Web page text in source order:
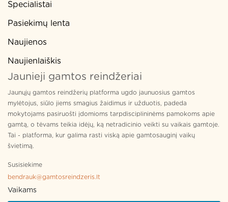
Specialistai
Pasiekimų lenta
Naujienos
Naujienlaiškis
Jaunieji gamtos reindžeriai
Jaunųjų gamtos reindžerių platforma ugdo jaunuosius gamtos
mylėtojus, siūlo jiems smagius žaidimus ir užduotis, padeda
mokytojams pasiruošti įdomioms tarpdisciplininėms pamokoms apie
gamtą, o tėvams teikia idėjų, ką netradicinio veikti su vaikais gamtoje.
Tai - platforma, kur galima rasti viską apie gamtosauginį vaikų
švietimą.
Susisiekime
bendrauk@gamtosreindzeris.lt
Vaikams